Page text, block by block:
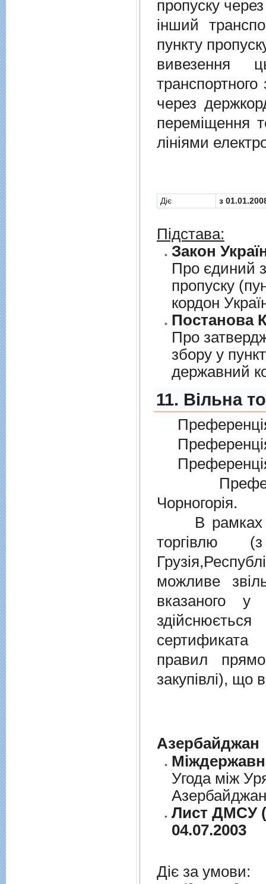
пропуску
iнший
пункту
вивезення
через
перемiщення
лiнiями
Діє з
Підстава:
Закон
Про єдиний
пропуску
кордон
Постанова
Про
збору у
державний
11. Вільна
Чорногорія.
В рамках
торгiвлю
можливе
вказаного у
правил
закупівлі), що
Азербайджан
Угода між
Лист ДМСУ
04.07.2003
Діє за умови: